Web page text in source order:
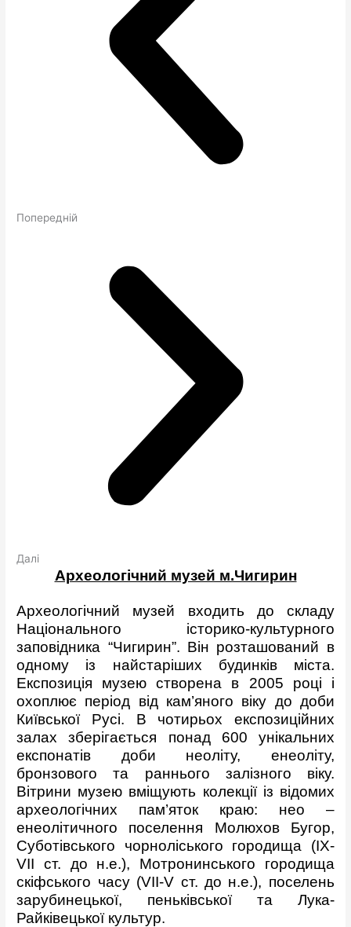
Попередній
Далі
Археологічний музей м.Чигирин
Археологічний музей входить до складу
Національного історико-культурного
заповідника “Чигирин”. Він розташований в
одному із найстаріших будинків міста.
Експозиція музею створена в 2005 році і
охоплює період від кам’яного віку до доби
Київської Русі. В чотирьох експозиційних
залах зберігається понад 600 унікальних
експонатів доби неоліту, енеоліту,
бронзового та раннього залізного віку.
Вітрини музею вміщують колекції із відомих
археологічних пам’яток краю: нео –
енеолітичного поселення Молюхов Бугор,
Суботівського чорноліського городища (ІХ-
VІІ ст. до н.е.), Мотронинського городища
скіфського часу (VІІ-V ст. до н.е.), поселень
зарубинецької, пеньківської та Лука-
Райківецької культур.